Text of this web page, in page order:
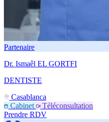
Partenaire
Dr. Ismaêl EL GORTFI
DENTISTE
Casablanca
Cabinet
Téléconsultation
Prendre RDV